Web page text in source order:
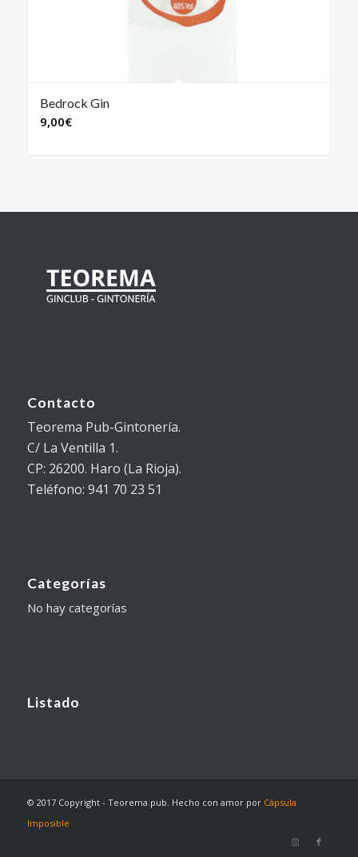
Bedrock Gin
9,00€
Contacto
Teorema Pub-Gintonería.
C/ La Ventilla 1.
CP: 26200. Haro (La Rioja).
Teléfono: 941 70 23 51
Categorías
No hay categorías
Listado
© 2017 Copyright - Teorema.pub. Hecho con amor por Cápsula
Imposible